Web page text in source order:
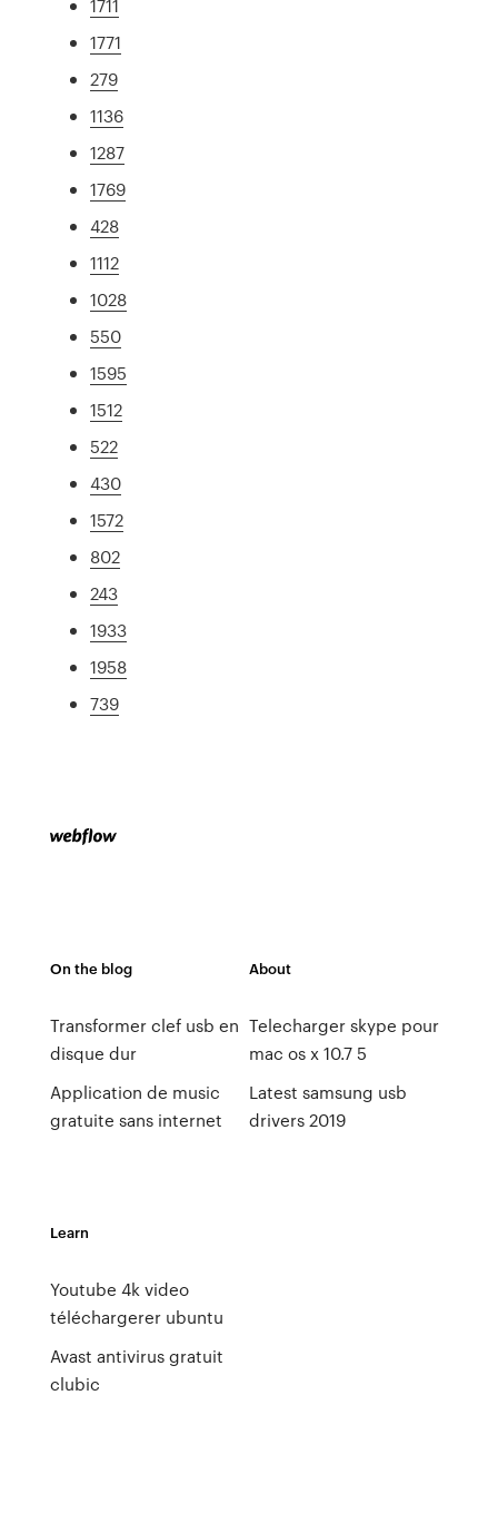
1711
1771
279
1136
1287
1769
428
1112
1028
550
1595
1512
522
430
1572
802
243
1933
1958
739
On the blog
Transformer clef usb en
disque dur
Application de music
gratuite sans internet
About
Telecharger skype pour
mac os x 10.7 5
Latest samsung usb
drivers 2019
Learn
Youtube 4k video
téléchargerer ubuntu
Avast antivirus gratuit
clubic